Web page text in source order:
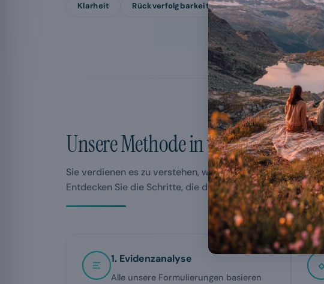
Klarheit Rückverfolgbarkeit Konkrete Ergebnisse
Unsere Methode in voller
Sie verdienen es zu verstehen, wie unsere Produkte
Entdecken Sie die Schritte, die den Unterschied machen.
1. Evidenzanalyse
Alle unsere Formulierungen basieren